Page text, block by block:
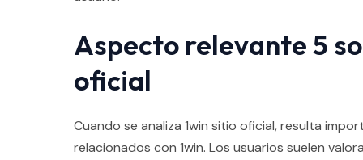
Aspecto relevante 5
oficial
Cuando se analiza 1win sitio oficial, resulta
relacionados con 1win. Los usuarios suelen